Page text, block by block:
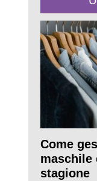
Come
maschile
stagione